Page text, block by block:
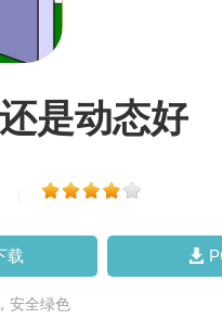
是动态好
载
安全绿色